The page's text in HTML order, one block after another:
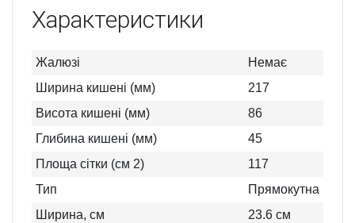
Характеристики
Жалюзі
Немає
Ширина кишені (мм)
217
Висота кишені (мм)
86
Глибина кишені (мм)
45
Площа сітки (см 2)
117
Тип
Прямокутна
Ширина, см
23.6 см